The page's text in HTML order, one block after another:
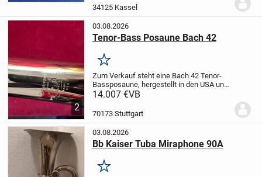
c,original älterer Model in seinem
34125 Kassel
2
03.08.2026
Tenor-Bass Posaune Bach 42
Merken
Zum Verkauf steht eine Bach 42 Tenor-
Bassposaune, hergestellt in den USA und
bekannt für ihren vollen, kraftvollen Klang
Spieleigenschaften.
befindet sich in...
14.007 €VB
70173 Stuttgart
03.08.2026
Bb Kaiser Tuba Miraphone 90A
Merken